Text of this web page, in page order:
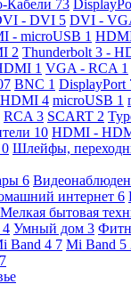
Кабели 73
- DVI 5 DVI -
- microUSB 1
2 Thunderbolt 3 -
1 VGA - RCA 1
BNC 1 DisplayPort
4 microUSB 1
RCA 3 SCART 2
10 HDMI -
0 Шлейфы,
6
интернет 6
Мелкая бытовая
4 Умный дом 3
Band 4 7 Mi Band 5
7